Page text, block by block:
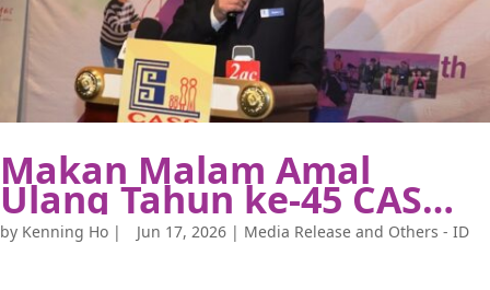
Makan Malam Amal
Ulang Tahun ke-45 CASS
– Mendorong Semangat
Kerelawanan di
by Kenning Ho | Jun 17, 2026 | Media Release and Others - ID